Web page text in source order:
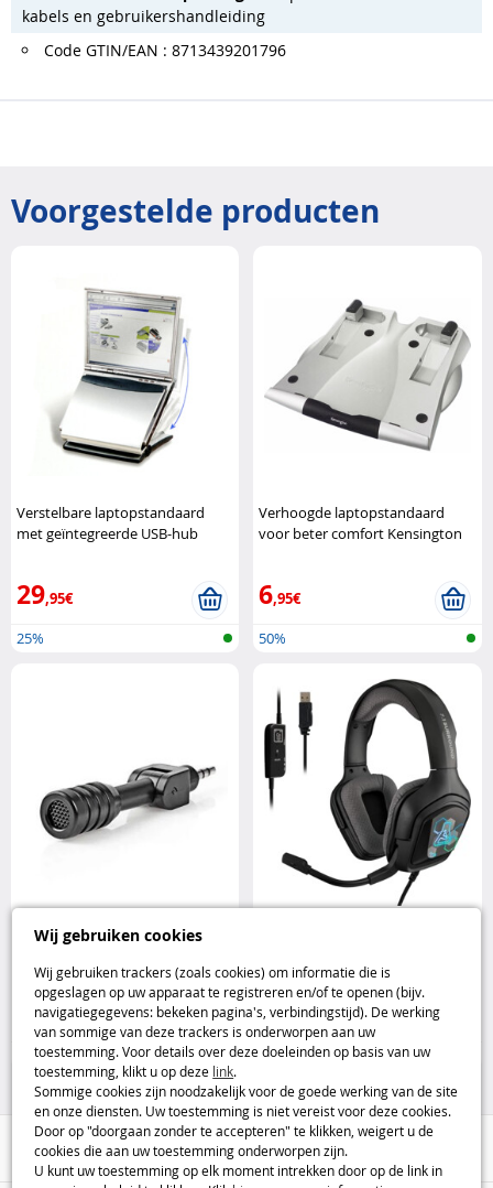
Wij gebruiken cookies
Wij gebruiken trackers (zoals cookies) om informatie die is
opgeslagen op uw apparaat te registreren en/of te openen (bijv.
navigatiegegevens: bekeken pagina's, verbindingstijd). De werking
van sommige van deze trackers is onderworpen aan uw
toestemming. Voor details over deze doeleinden op basis van uw
toestemming, klikt u op deze link.
Sommige cookies zijn noodzakelijk voor de goede werking van de site
en onze diensten. Uw toestemming is niet vereist voor deze cookies.
Door op "doorgaan zonder te accepteren" te klikken, weigert u de
cookies die aan uw toestemming onderworpen zijn.
U kunt uw toestemming op elk moment intrekken door op de link in
kabels en gebruikershandleiding
Code GTIN/EAN : 8713439201796
Voorgestelde producten
Verstelbare laptopstandaard
met geïntegreerde USB-hub
29,95€
25%
Verhoogde laptopstandaard
voor beter comfort Kensington
6,95€
50%
Compacte microfoon met
jackaansluiting voor pc Logic 3
,99€
75%
gamingheadset The G-Lab
29,95€
Huis & Vrije Tijd
Hulp / Contact